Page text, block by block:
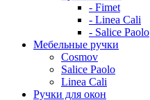
- Fimet
- Linea Cali
- Salice Paolo
Мебельные ручки
Cosmov
Salice Paolo
Linea Cali
Ручки для окон